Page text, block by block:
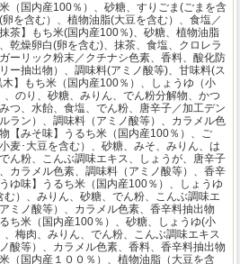
米（国内産100％）、砂糖、すりごま(ごまを含
を含む）、植物油脂(大豆を含む）、食塩／
茶】もち米(国内産100％)、砂糖、植物油脂
乾燥卵白(卵を含む)、抹茶、食塩、クロレラ
ーリック粉末／クチナシ色素、香料、酸化防
ー抽出物）、調味料(アミノ酸等)、甘味料(ス
】もち米（国内産100％）、しょうゆ（小
、のり、砂糖、みりん、でん粉分解物、かつ
つ、水飴、食塩、でん粉、唐辛子／加工デン
ラン）、調味料（アミノ酸等）、カラメル色
【みそ味】うるち米（国内産100％）、ご
麦･大豆を含む）、砂糖、みそ、みりん、は
ん粉、こんぶ調味エキス、しょうが、唐辛子
カラメル色素、調味料（アミノ酸等）、香辛
ゆ味】うるち米（国内産100％）、しょうゆ
む）、みりん、砂糖、でん粉、こんぶ調味エ
ミノ酸等）、カラメル色素、香辛料抽出物
るち米（国内産100％）、砂糖、しょうゆ(小
、梅肉、みりん、でん粉、こんぶ調味エキス
酸等）、カラメル色素、香料、香辛料抽出物
米（国内産１００％）、植物油脂（大豆を含